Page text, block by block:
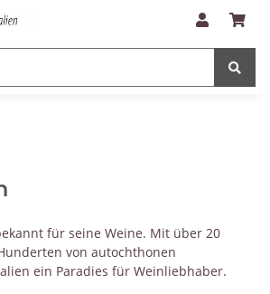
für seine Weine. Mit über 20
von autochthonen
ein Paradies für Weinliebhaber.